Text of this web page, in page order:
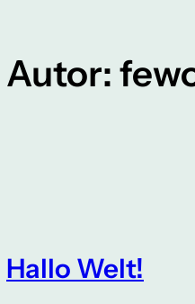
Autor:
Hallo Welt!